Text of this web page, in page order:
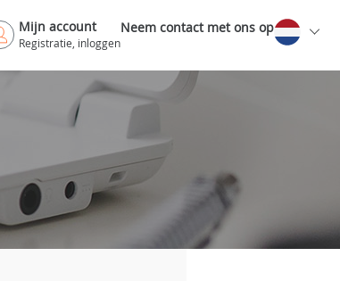
Mijn account
Registratie, inloggen
Neem contact met ons op